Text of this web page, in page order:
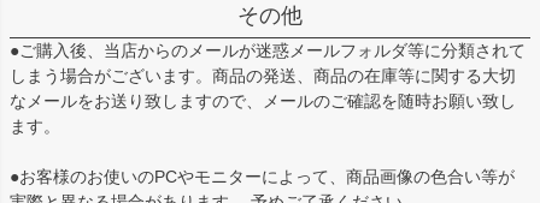
その他
●ご購入後、当店からのメールが迷惑メールフォルダ等に分類されて
しまう場合がございます。商品の発送、商品の在庫等に関する大切
なメールをお送り致しますので、メールのご確認を随時お願い致し
ます。
●お客様のお使いのPCやモニターによって、商品画像の色合い等が